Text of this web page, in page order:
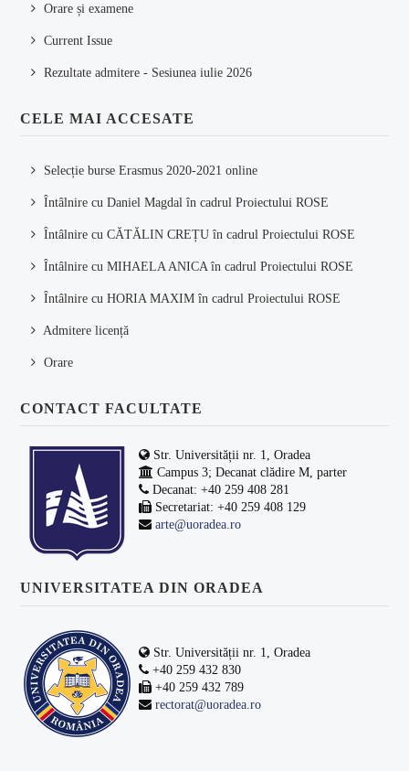
Orare și examene
Current Issue
Rezultate admitere - Sesiunea iulie 2026
CELE MAI ACCESATE
Selecție burse Erasmus 2020-2021 online
Întâlnire cu Daniel Magdal în cadrul Proiectului ROSE
Întâlnire cu CĂTĂLIN CREȚU în cadrul Proiectului ROSE
Întâlnire cu MIHAELA ANICA în cadrul Proiectului ROSE
Întâlnire cu HORIA MAXIM în cadrul Proiectului ROSE
Admitere licență
Orare
CONTACT FACULTATE
Str. Universității nr. 1, Oradea
Campus 3; Decanat clădire M, parter
Decanat: +40 259 408 281
Secretariat: +40 259 408 129
arte@uoradea.ro
UNIVERSITATEA DIN ORADEA
Str. Universității nr. 1, Oradea
+40 259 432 830
+40 259 432 789
rectorat@uoradea.ro